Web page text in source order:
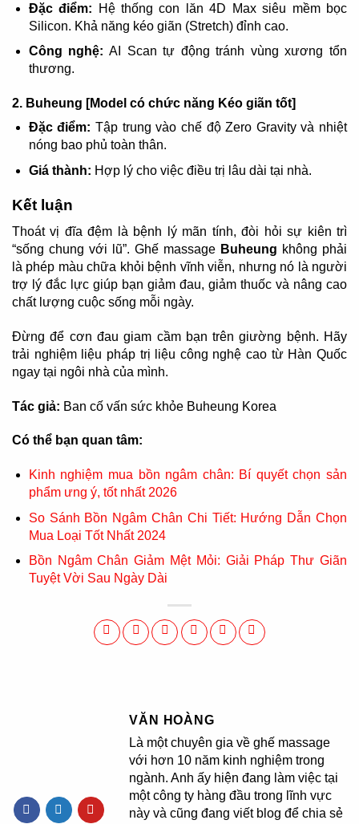
Đặc điểm: Hệ thống con lăn 4D Max siêu mềm bọc
Silicon. Khả năng kéo giãn (Stretch) đỉnh cao.
Công nghệ: AI Scan tự động tránh vùng xương tổn
thương.
2. Buheung [Model có chức năng Kéo giãn tốt]
Đặc điểm: Tập trung vào chế độ Zero Gravity và nhiệt
nóng bao phủ toàn thân.
Giá thành: Hợp lý cho việc điều trị lâu dài tại nhà.
Kết luận
Thoát vị đĩa đệm là bệnh lý mãn tính, đòi hỏi sự kiên trì
“sống chung với lũ”. Ghế massage Buheung không phải
là phép màu chữa khỏi bệnh vĩnh viễn, nhưng nó là người
trợ lý đắc lực giúp bạn giảm đau, giảm thuốc và nâng cao
chất lượng cuộc sống mỗi ngày.
Đừng để cơn đau giam cầm bạn trên giường bệnh. Hãy
trải nghiệm liệu pháp trị liệu công nghệ cao từ Hàn Quốc
ngay tại ngôi nhà của mình.
Tác giả: Ban cố vấn sức khỏe Buheung Korea
Có thể bạn quan tâm:
Kinh nghiệm mua bồn ngâm chân: Bí quyết chọn sản
phẩm ưng ý, tốt nhất 2026
So Sánh Bồn Ngâm Chân Chi Tiết: Hướng Dẫn Chọn
Mua Loại Tốt Nhất 2024
Bồn Ngâm Chân Giảm Mệt Mỏi: Giải Pháp Thư Giãn
Tuyệt Vời Sau Ngày Dài
VĂN HOÀNG
Là một chuyên gia về ghế massage
với hơn 10 năm kinh nghiệm trong
ngành. Anh ấy hiện đang làm việc tại
một công ty hàng đầu trong lĩnh vực
này và cũng đang viết blog để chia sẻ